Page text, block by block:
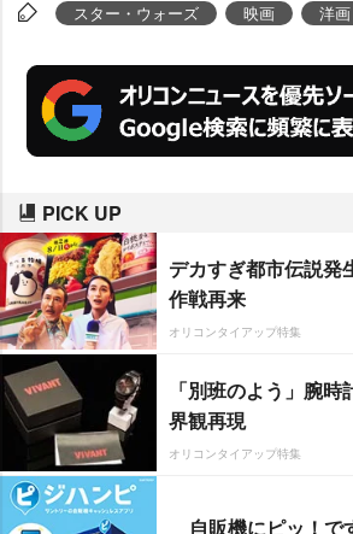
スター・ウォーズ 映画 洋画
PICK UP
デカすぎ都市伝説発
作戦再来
オリコンタイアップ特集
「別班のよう」腕
界観再現
オリコンタイアップ特集
自販機にピッ！で